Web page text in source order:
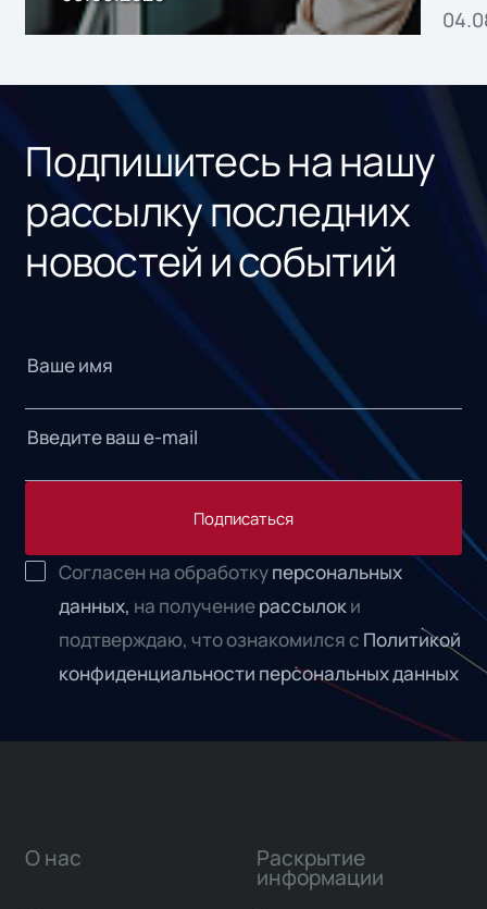
Подпишитесь на нашу
рассылку последних
новостей и событий
Подписаться
Согласен на обработкуперсональных
данных, на получениерассылоки
подтверждаю, что ознакомился с Политикой
конфиденциальности персональных данных
О нас Раскрытие
информации